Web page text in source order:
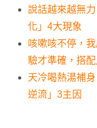
說話越來越無
化」4大現象
咳嗽咳不停，
驗才準確，搭
天冷喝熱湯補
逆流」3主因